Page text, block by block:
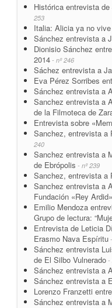
Histórica entrevista
253
Italia: Alicia ya no
Sánchez entrevista a
Dionisio Sánchez
2014 - nº 246
Sáchez entrevista a
Eva Pérez Sorribes
Sánchez entrevista a
Sanchez entrevista a
de la Filmoteca de
Entrevista sobre
Sanchez, entrevista a
240
Sanchez entrevista a
de Ebrópolis - nº 239
Sanchez, entrevista a
Sanchez entrevista a
Fundación «Rey Ardid»
Emilio Mendoza
Grupo de lectura:
Entrevista de Leticia
Erasmo Nava Espíritu
Sánchez entrevista
de El Silbo Vulnerado -
Sánchez entrevista a
Sánchez entrevista a
Lorenzo Franzetti
Sánchez entrevista a